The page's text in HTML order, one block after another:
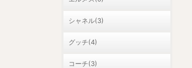
シャネル(3)
グッチ(4)
コーチ(3)